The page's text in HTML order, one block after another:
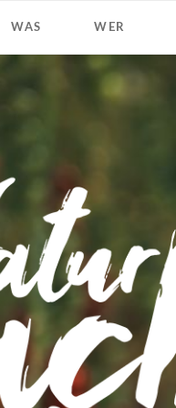
WAS WER